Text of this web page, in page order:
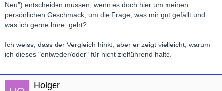
Neu") entscheiden müssen, wenn es doch hier um meinen
persönlichen Geschmack, um die Frage, was mir gut gefällt und
was ich gerne höre, geht?
Ich weiss, dass der Vergleich hinkt, aber er zeigt vielleicht, warum
ich dieses "entweder/oder" für nicht zielführend halte.
Holger